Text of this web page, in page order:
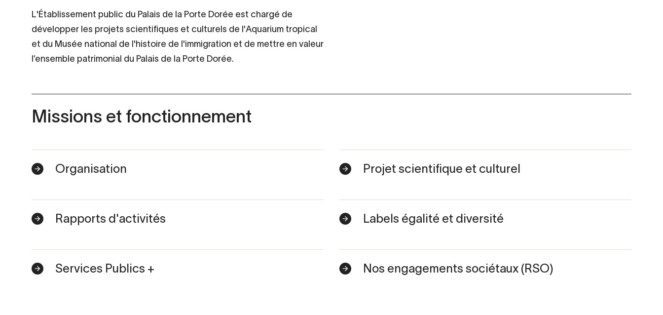
L'Établissement public du Palais de la Porte Dorée est chargé de
développer les projets scientifiques et culturels de l'Aquarium tropical
et du Musée national de l'histoire de l'immigration et de mettre en valeur
l’ensemble patrimonial du Palais de la Porte Dorée.
Missions et fonctionnement
Organisation Projet scientifique et culturel
Rapports d'activités Labels égalité et diversité
Services Publics + Nos engagements sociétaux (RSO)